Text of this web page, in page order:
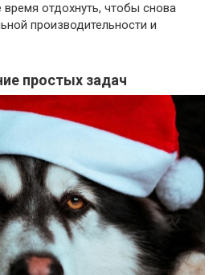
время отдохнуть, чтобы снова
производительности и
простых задач